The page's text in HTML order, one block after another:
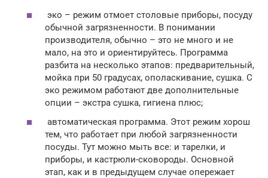
эко – режим отмоет столовые приборы, посуду
обычной загрязненности. В понимании
производителя, обычно – это не много и не
мало, на это и ориентируйтесь. Программа
разбита на несколько этапов: предварительный,
мойка при 50 градусах, ополаскивание, сушка. С
эко режимом работают две дополнительные
опции – экстра сушка, гигиена плюс;
автоматическая программа. Этот режим хорош
тем, что работает при любой загрязненности
посуды. Тут можно мыть все: и тарелки, и
приборы, и кастрюли-сковороды. Основной
этап, как и в предыдущем случае опережает